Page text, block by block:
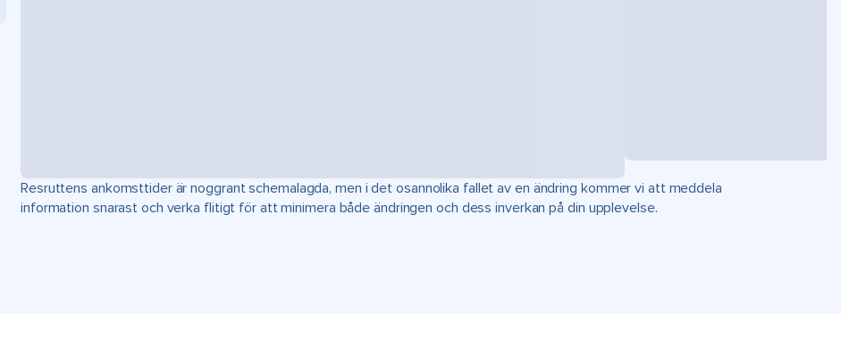
Resruttens ankomsttider är noggrant schemalagda, men i det osannolika fallet av en ändring kommer vi att meddela
information snarast och verka flitigt för att minimera både ändringen och dess inverkan på din upplevelse.